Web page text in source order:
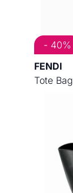
FENDI
Tote Bag
- 40%